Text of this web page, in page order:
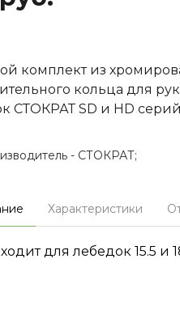
комплект из
кольца для
СТОКРАТ SD и HD серий
- СТОКРАТ;
Характеристики
для лебедок 15.5 и